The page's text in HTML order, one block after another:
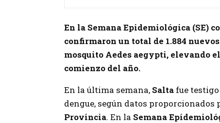
En la Semana Epidemiológica (SE)
confirmaron un total de 1.884
mosquito Aedes aegypti, elevando
comienzo del año.
En la última semana, Salta fue
dengue, según datos proporcionados
Provincia. En la Semana